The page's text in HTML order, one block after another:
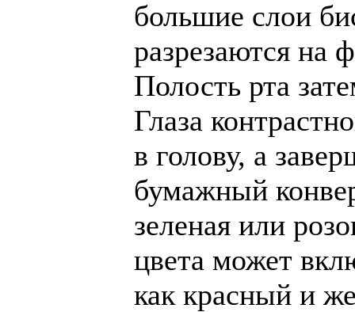
большие слои
разрезаются на
Полость рта
Глаза
в голову, а
бумажный
зеленая или
цвета может
как красный и